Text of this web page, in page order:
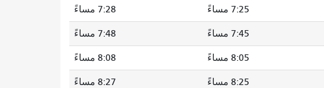
7:25 مساءً 7:28 مساءً
7:45 مساءً 7:48 مساءً
8:05 مساءً 8:08 مساءً
8:25 مساءً 8:27 مساءً